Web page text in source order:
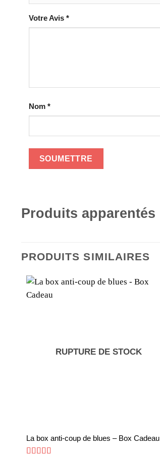
Votre Avis *
Nom *
Produits apparentés
PRODUITS SIMILAIRES
RUPTURE DE STOCK
La box anti-coup de blues – Box Cadeau
Ce
produit